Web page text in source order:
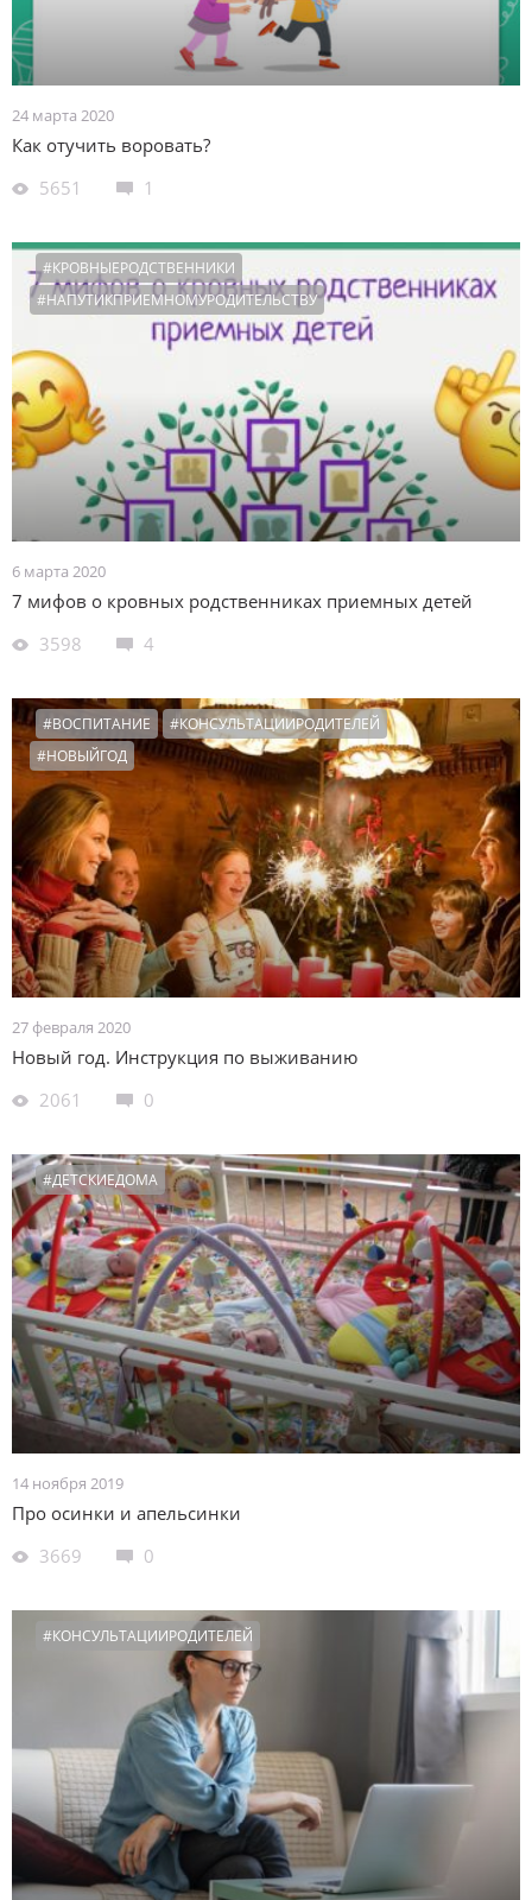
24 марта 2020
Как отучить воровать?
5651
1
#КРОВНЫЕРОДСТВЕННИКИ
#НАПУТИКПРИЕМНОМУРОДИТЕЛЬСТВУ
6 марта 2020
7 мифов о кровных родственниках приемных детей
3598
4
#ВОСПИТАНИЕ
#КОНСУЛЬТАЦИИРОДИТЕЛЕЙ
#НОВЫЙГОД
27 февраля 2020
Новый год. Инструкция по выживанию
2061
0
#ДЕТСКИЕДОМА
14 ноября 2019
Про осинки и апельсинки
3669
0
#КОНСУЛЬТАЦИИРОДИТЕЛЕЙ